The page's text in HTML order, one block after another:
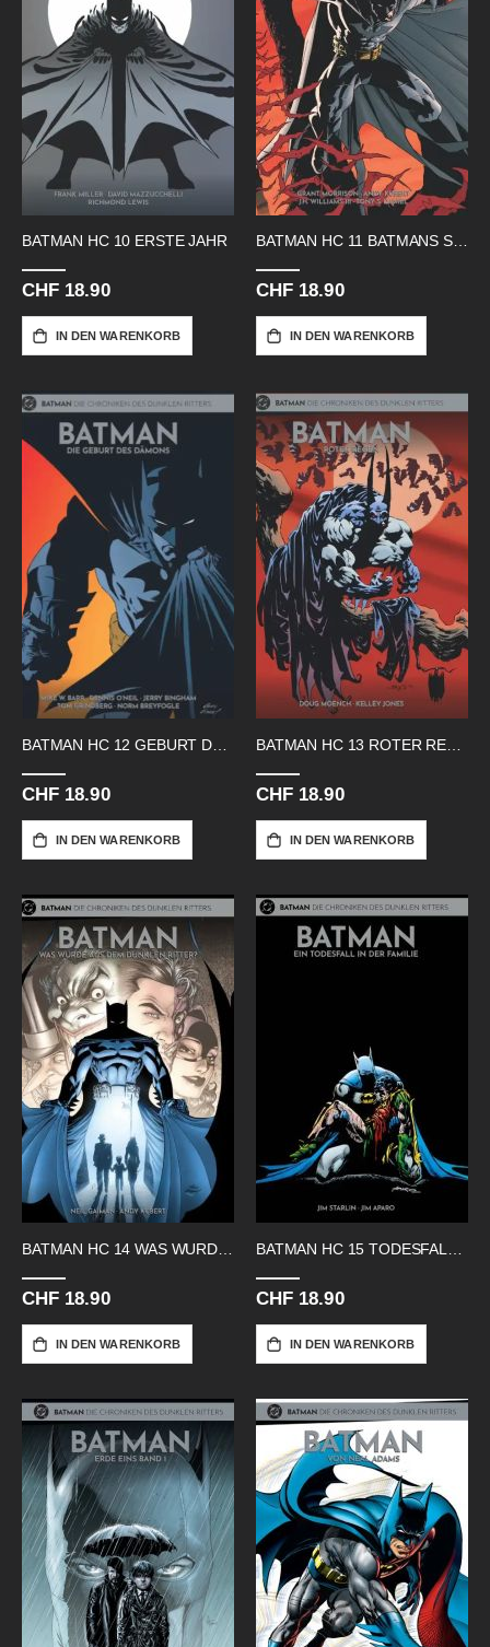
BATMAN HC 10 ERSTE JAHR
CHF 18.90
IN DEN WARENKORB
BATMAN HC 11 BATMANS SOHN
CHF 18.90
IN DEN WARENKORB
BATMAN HC 12 GEBURT DES DAEMONS
CHF 18.90
IN DEN WARENKORB
BATMAN HC 13 ROTER REGEN
CHF 18.90
IN DEN WARENKORB
CHF 18.90
IN DEN WARENKORB
CHF 18.90
IN DEN WARENKORB